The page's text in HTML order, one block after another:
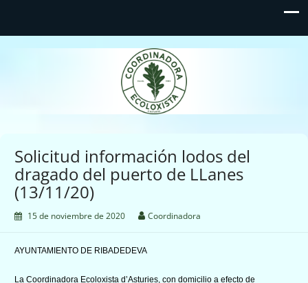
Coordinadora Ecoloxista
d'Asturies
Solicitud información lodos del
dragado del puerto de LLanes
(13/11/20)
15 de noviembre de 2020 Coordinadora
AYUNTAMIENTO DE RIBADEDEVA
La Coordinadora Ecoloxista d’Asturies, con domicilio a efecto de